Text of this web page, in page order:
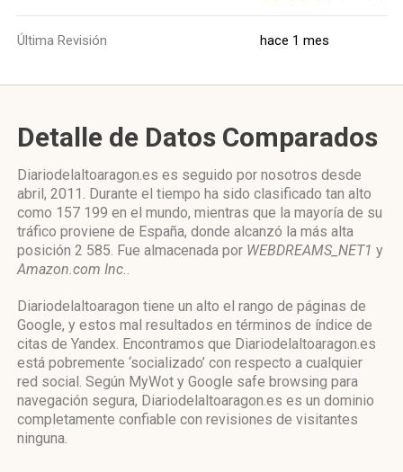
Última Revisión hace 1 mes
Detalle de Datos Comparados
Diariodelaltoaragon.es es seguido por nosotros desde
abril, 2011. Durante el tiempo ha sido clasificado tan alto
como 157 199 en el mundo, mientras que la mayoría de su
tráfico proviene de España, donde alcanzó la más alta
posición 2 585. Fue almacenada por WEBDREAMS_NET1 y
Amazon.com Inc..
Diariodelaltoaragon tiene un alto el rango de páginas de
Google, y estos mal resultados en términos de índice de
citas de Yandex. Encontramos que Diariodelaltoaragon.es
está pobremente ‘socializado’ con respecto a cualquier
red social. Según MyWot y Google safe browsing para
navegación segura, Diariodelaltoaragon.es es un dominio
completamente confiable con revisiones de visitantes
ninguna.